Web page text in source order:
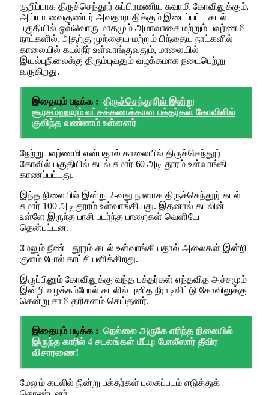
குறிப்பாக திருச்செந்தூர் சுப்பிரமணிய சுவாமி கோவிலுக்கும்,
அய்யா வைகுண்டர் அவதாரபதிக்கும் இடைப்பட்ட கடல்
பகுதியில் ஒவ்வொரு மாதமும் அமாவாசை மற்றும் பவுர்ணமி
நாட்களில், அதற்கு முந்தைய மற்றும் பிந்தைய நாட்களில்
காலையில் கடல்நீர் உள்வாங்குவதும், மாலையில்
இயல்புநிலைக்கு திரும்புவதும் வழக்கமாக நடைபெற்று
வருகிறது.
இதையும் படிக்க : திருச்செந்தூரில் இன்று
சூரசம்ஹாரம் லட்சக்கணக்கான பக்தர்கள் கோவிலில்
குவிந்த வண்ணம் உள்ளனர்
நேற்று பவுர்ணமி என்பதால் காலையில் திருச்செந்தூர்
கோவில் பகுதியில் கடல் சுமார் 60 அடி தூரம் உள்வாங்கி
காணப்பட்டது.
இந்த நிலையில் இன்று 2-வது நாளாக திருச்செந்தூர் கடல்
சுமார் 100 அடி தூரம் உள்வாங்கியது. இதனால் கடலின்
உள்ளே இருந்த பாசி படர்ந்த பாறைகள் வெளியே
தென்பட்டன.
மேலும் நீண்ட தூரம் கடல் உள்வாங்கியதால் அலைகள் இன்றி
குளம் போல் காட்சியளிக்கிறது.
இருப்பினும் கோவிலுக்கு வந்த பக்தர்கள் எந்தவித அச்சமும்
இன்றி வழக்கம்போல் கடலில் புனித நீராடிவிட்டு கோவிலுக்கு
சென்று சாமி தரிசனம் செய்தனர்.
இதையும் படிக்க : நெல்லை அருகே எரிந்த நிலையில்
இருந்த காரில் 4 சடலங்கள் மீட்பு: போலீஸார் தீவிர
விசாரணை!
மேலும் கடலில் நின்று பக்தர்கள் புகைப்படம் எடுத்துக்